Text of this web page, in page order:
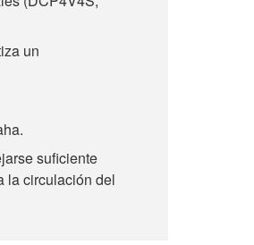
un
suficiente
la circulación del